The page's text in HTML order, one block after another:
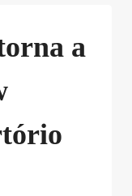
a